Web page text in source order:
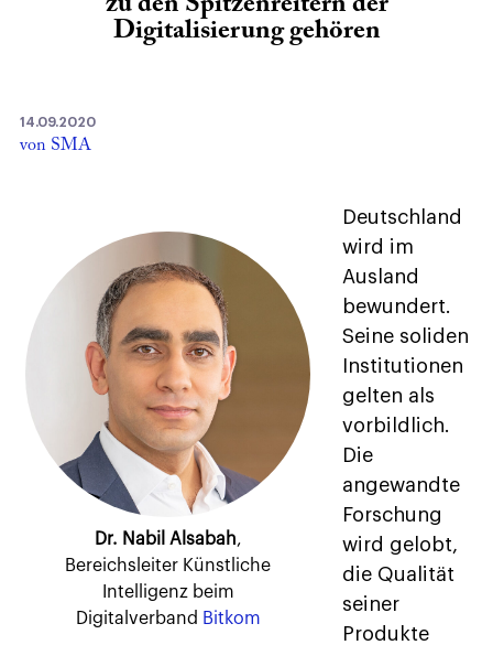
Digitalisierung gehören
14.09.2020
von SMA
Dr. Nabil Alsabah,
Bereichsleiter Künstliche
Intelligenz beim
Digitalverband Bitkom
Deutschland
wird im
Ausland
bewundert.
Seine soliden
Institutionen
gelten als
vorbildlich.
Die
angewandte
Forschung
wird gelobt,
die Qualität
seiner
Produkte